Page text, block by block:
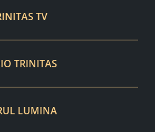
TV
TRINITAS
LUMINA